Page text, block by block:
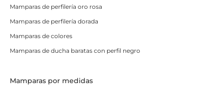
Mamparas de perfilería oro rosa
Mamparas de perfilería dorada
Mamparas de colores
Mamparas de ducha baratas con perfil negro
Mamparas por medidas